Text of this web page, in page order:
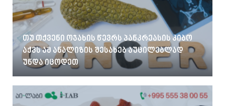
თუ თქვენი ოჯახის წევრს პანკრეასის კიბო
აქვს ამ ანალიზის შესახებ აუცილებლად
უნდა იცოდეთ